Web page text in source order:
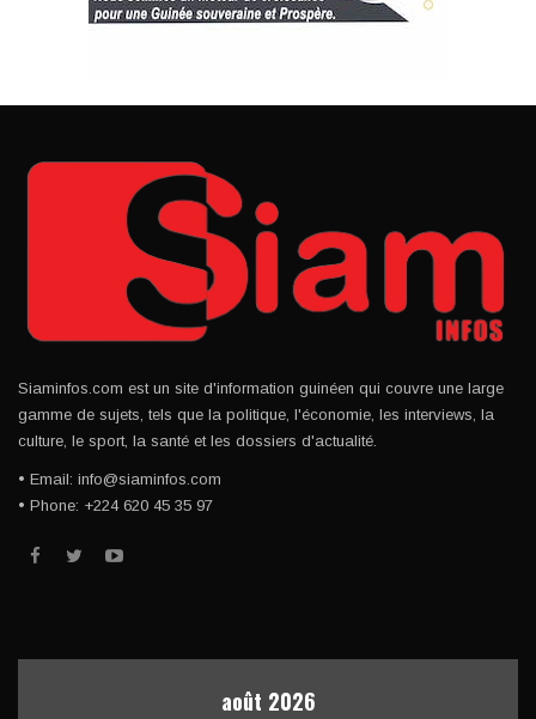
Siaminfos.com est un site d'information guinéen qui couvre une large
gamme de sujets, tels que la politique, l'économie, les interviews, la
culture, le sport, la santé et les dossiers d'actualité.
• Email: info@siaminfos.com
• Phone: +224 620 45 35 97
août 2026